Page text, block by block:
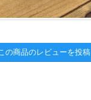
の商品のレビューを投稿